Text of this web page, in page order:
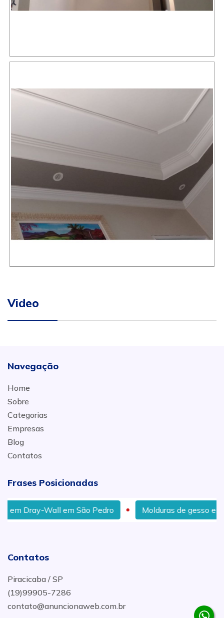
Video
Navegação
Home
Sobre
Categorias
Empresas
Blog
Contatos
Frases Posicionadas
Wall em São Pedro Molduras de gesso em Rio
Contatos
Piracicaba / SP
(19)99905-7286
contato@anuncionaweb.com.br